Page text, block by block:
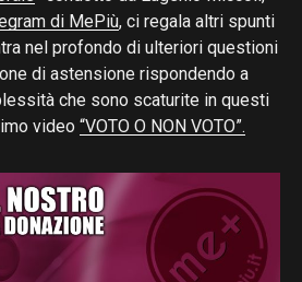
di MePiù, ci regala altri spunti
nel profondo di ulteriori questioni
di astensione rispondendo a
che sono scaturite in questi
video “VOTO O NON VOTO”.